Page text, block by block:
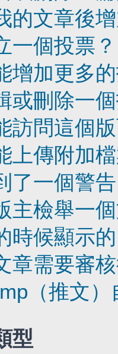
的文章後
一個投票？
增加更多
或刪除一
訪問這個
上傳附加
了一個警
主檢舉一
時候顯示
章需要審
（推文
型